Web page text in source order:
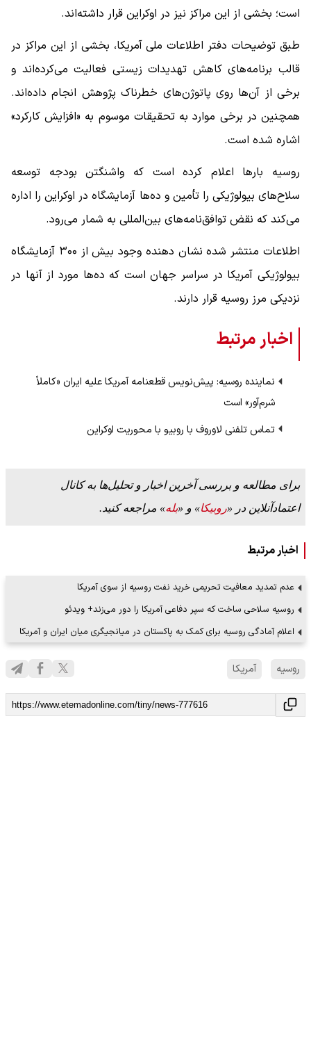
است؛ بخشی از این مراکز نیز در اوکراین قرار داشته‌اند.
طبق توضیحات دفتر اطلاعات ملی آمریکا، بخشی از این مراکز در
قالب برنامه‌های کاهش تهدیدات زیستی فعالیت می‌کرده‌اند و
برخی از آن‌ها روی پاتوژن‌های خطرناک پژوهش انجام داده‌اند.
همچنین در برخی موارد به تحقیقات موسوم به «افزایش کارکرد»
اشاره شده است.
روسیه بارها اعلام کرده است که واشنگتن بودجه توسعه
سلاح‌های بیولوژیکی را تأمین و ده‌ها آزمایشگاه در اوکراین را اداره
می‌کند که نقض توافق‌نامه‌های بین‌المللی به شمار می‌رود.
اطلاعات منتشر شده نشان دهنده وجود بیش از ۳۰۰ آزمایشگاه
بیولوژیکی آمریکا در سراسر جهان است که ده‌ها مورد از آنها در
نزدیکی مرز روسیه قرار دارند.
اخبار مرتبط
نماینده روسیه: پیش‌نویس قطعنامه آمریکا علیه ایران «کاملاً
شرم‌آور» است
تماس تلفنی لاوروف با روبیو با محوریت اوکراین
برای مطالعه و بررسی آخرین اخبار و تحلیل‌ها به کانال
اعتمادآنلاین در «روبیکا» و «بله» مراجعه کنید.
اخبار مرتبط
عدم تمدید معافیت تحریمی خرید نفت روسیه از سوی آمریکا
روسیه سلاحی ساخت که سپر دفاعی آمریکا را دور می‌زند+ ویدئو
اعلام آمادگی روسیه برای کمک به پاکستان در میانجیگری میان ایران و آمریکا
روسیه آمریکا